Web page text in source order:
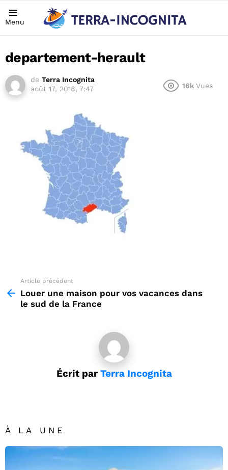
Menu
departement-herault
de Terra Incognita
août 17, 2018, 7:47
16k Vues
more
Article précédent
Louer une maison pour vos vacances dans
le sud de la France
Écrit par Terra Incognita
À LA UNE